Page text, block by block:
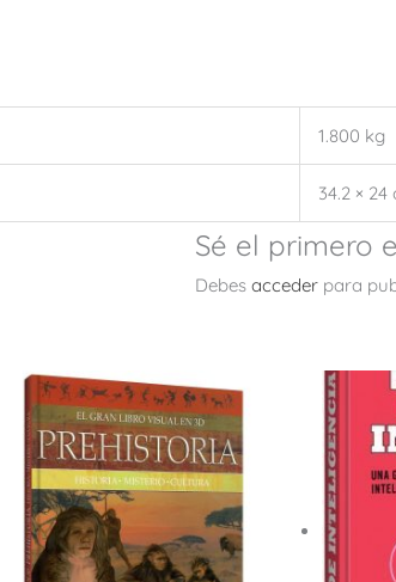
1.800 kg
34.2 × 24
Sé el primero
Debes acceder para